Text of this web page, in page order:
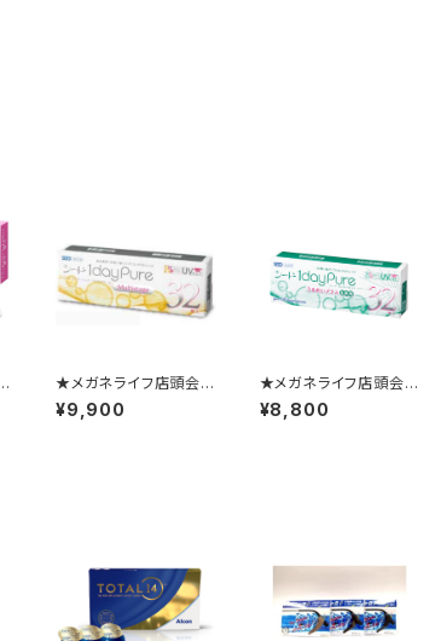
★メガネライフ店頭会
員様限定★ 1か月ごと
の定期便 ワンデーピ
¥9,900
★メガネライフ店頭会
員様限定★ 1か月ごと
の定期便 シードワン
¥8,800